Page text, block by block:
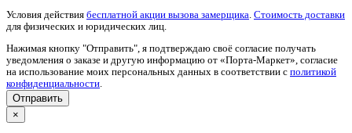
Условия действия бесплатной акции вызова замерщика Стоимость доставки
для физических и юридических лиц.
Нажимая кнопку "Отправить", я подтверждаю своё согласие получать
уведомления о заказе и другую информацию от «Порта-Маркет», согласие
на использование моих персональных данных в соответствии с политикой
конфиденциальности
×